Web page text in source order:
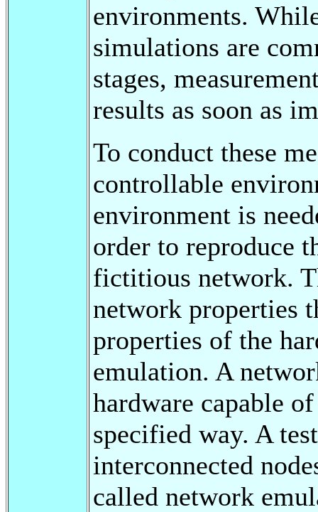
environments.
simulations are
stages,
results as soon as
To conduct these
controllable
environment is
order to reproduce
fictitious network.
network properties
properties of the
emulation. A
hardware capable
specified way. A
interconnected
called network